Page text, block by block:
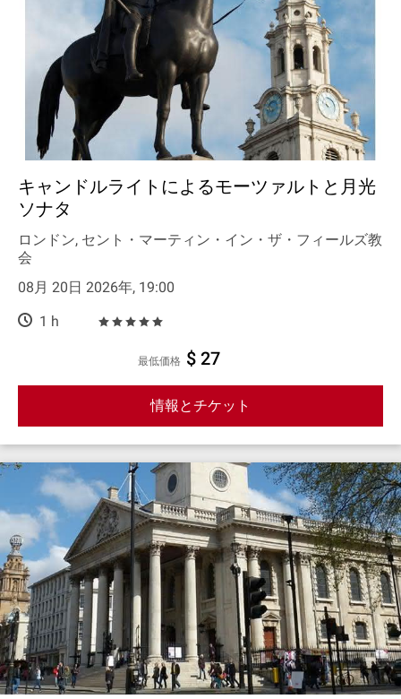
キャンドルライトによるモーツァルトと月光
ソナタ
ロンドン, セント・マーティン・イン・ザ・フィールズ教
会
08月 20日 2026年, 19:00
1 h
最低価格 $ 27
情報とチケット